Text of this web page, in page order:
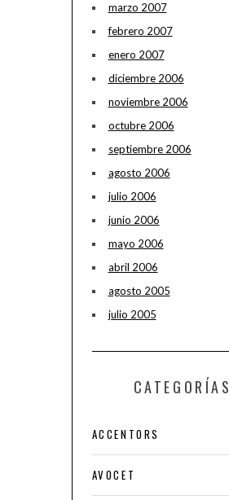
marzo 2007
febrero 2007
enero 2007
diciembre 2006
noviembre 2006
octubre 2006
septiembre 2006
agosto 2006
julio 2006
junio 2006
mayo 2006
abril 2006
agosto 2005
julio 2005
CATEGORÍAS
ACCENTORS
AVOCET